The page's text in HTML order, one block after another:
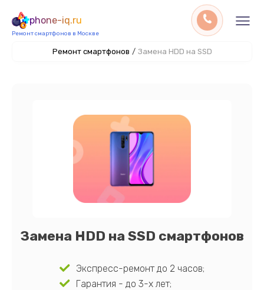
phone-iq.ru
Ремонт смартфонов в Москве
Ремонт смартфонов / Замена HDD на SSD
Замена HDD на SSD смартфонов
Экспресс-ремонт до 2 часов;
Гарантия - до 3-х лет;